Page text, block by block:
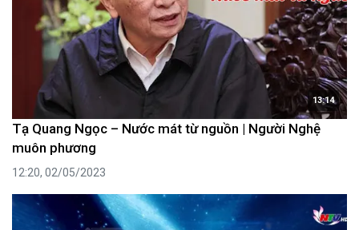
13:14
Tạ Quang Ngọc – Nước mát từ nguồn | Người Nghệ
muôn phương
12:20, 02/05/2023